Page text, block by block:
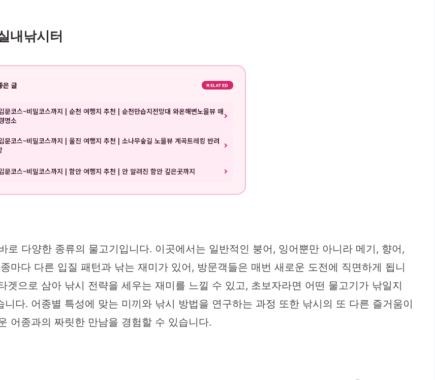
내낚시터
은 글 RELATED
문코스~비밀코스까지 | 순천 여행지 추천 | 순천만습지전망대 와온해변노을뷰 매
명소
문코스~비밀코스까지 | 울진 여행지 추천 | 소나무숲길 노을뷰 계곡트레킹 반려
문코스~비밀코스까지 | 함안 여행지 추천 | 안 알려진 함안 깊은곳까지
다양한 종류의 물고기입니다. 이곳에서는 일반적인 붕어, 잉어뿐만 아니라 메기, 향어,
마다 다른 입질 패턴과 낚는 재미가 있어, 방문객들은 매번 새로운 도전에 직면하게 됩니
으로 삼아 낚시 전략을 세우는 재미를 느낄 수 있고, 초보자라면 어떤 물고기가 낚일지
다. 어종별 특성에 맞는 미끼와 낚시 방법을 연구하는 과정 또한 낚시의 또 다른 즐거움이
어종과의 짜릿한 만남을 경험할 수 있습니다.